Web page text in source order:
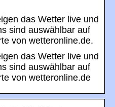
das Wetter live und
sind auswählbar auf
von wetteronline.de.
das Wetter live und
sind auswählbar auf
von wetteronline.de